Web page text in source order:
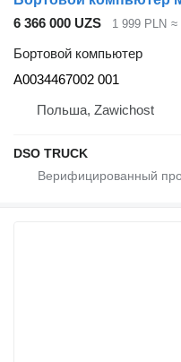
6 366 000 UZS 1 999 PLN ≈
Бортовой компьютер
A0034467002 001
Польша, Zawichost
DSO TRUCK